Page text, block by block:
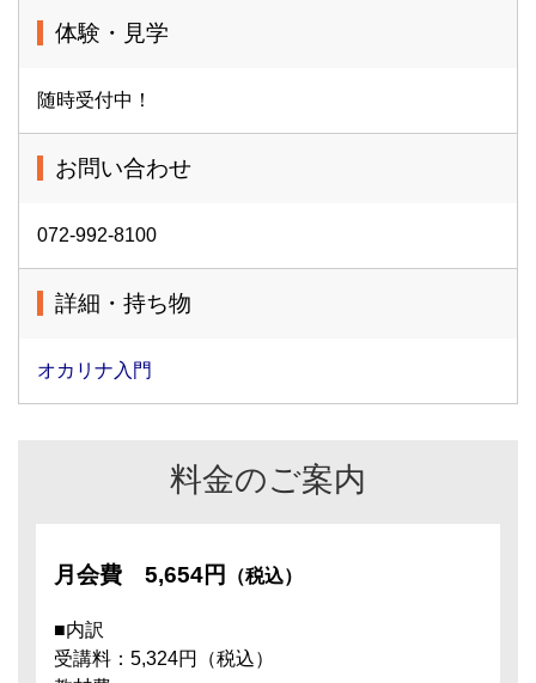
体験・見学
随時受付中！
お問い合わせ
072-992-8100
詳細・持ち物
オカリナ入門
料金のご案内
月会費 5,654円 （税込）
■内訳
受講料：5,324円（税込）